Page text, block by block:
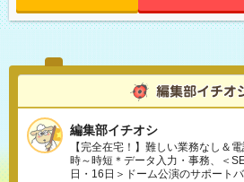
編集部イチオシ
【完全在宅！】難しい業務なし＆
時～時短＊データ入力・事務、＜
日・16日＞ドーム公演のサポート